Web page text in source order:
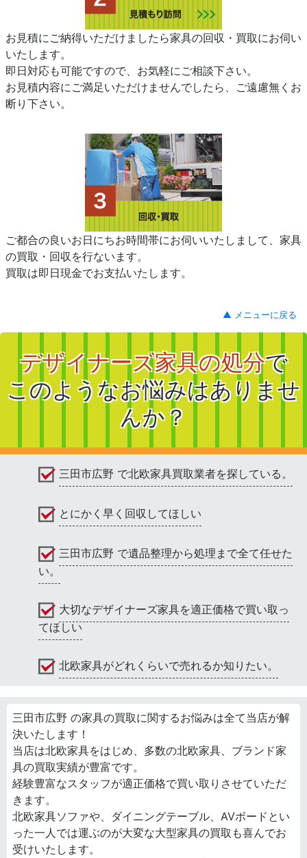
お見積にご納得いただけましたら家具の回収・買取にお伺い
いたします。
即日対応も可能ですので、お気軽にご相談下さい。
お見積内容にご満足いただけませんでしたら、ご遠慮無くお
断り下さい。
ご都合の良いお日にちお時間帯にお伺いいたしまして、家具
の買取・回収を行ないます。
買取は即日現金でお支払いたします。
▲ メニューに戻る
デザイナーズ家具の処分で
このようなお悩みはありませ
んか？
三田市広野 で北欧家具買取業者を探している。
とにかく早く回収してほしい
三田市広野 で遺品整理から処理まで全て任せた
い。
大切なデザイナーズ家具を適正価格で買い取っ
てほしい
北欧家具がどれくらいで売れるか知りたい。
三田市広野 の家具の買取に関するお悩みは全て当店が解
決いたします！
当店は北欧家具をはじめ、多数の北欧家具、ブランド家
具の買取実績が豊富です。
経験豊富なスタッフが適正価格で買い取りさせていただ
きます。
北欧家具ソファや、ダイニングテーブル、AVボードとい
った一人では運ぶのが大変な大型家具の買取も喜んでお
受けいたします。